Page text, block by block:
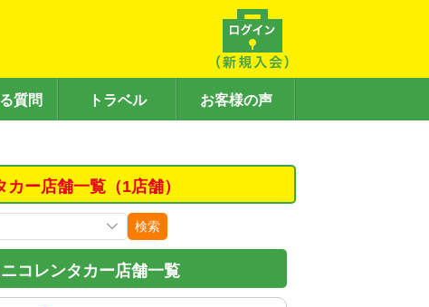
質問 トラベル お客様の声
ー店舗一覧（1店舗）
検索
コレンタカー店舗一覧